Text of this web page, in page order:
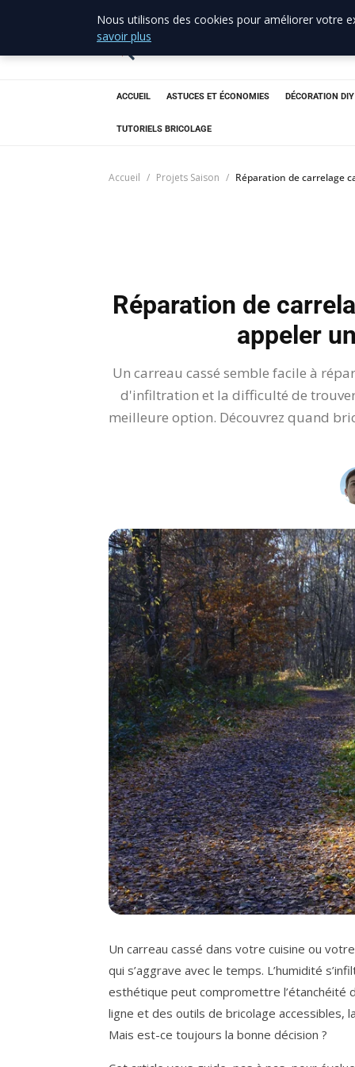
allo brico
ACCUEIL ASTUCES ET ÉCONOMIES DÉCORATION DIY
TUTORIELS BRICOLAGE
Accueil Projets Saison Réparation de carrelage
Réparation de
appeler
Un carreau cassé semble facile à
d'infiltration et la difficulté de
meilleure option. Découvrez quand
Un carreau cassé dans votre cuisine ou
qui s’aggrave avec le temps. L’humidité
esthétique peut compromettre l’étanchéité
ligne et des outils de bricolage
Mais est-ce toujours la bonne décision ?
Nous utilisons des cookies pour améliorer votre
savoir plus